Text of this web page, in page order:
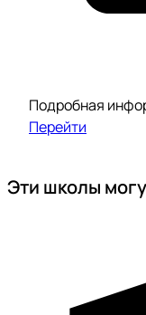
Подробная
Перейти
Эти школы